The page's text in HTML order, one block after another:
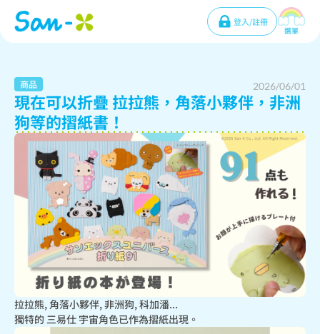
登入/註冊
選單
商品 2026/06/01
現在可以折疊 拉拉熊，角落小夥伴，非洲
狗等的摺紙書！
拉拉熊, 角落小夥伴, 非洲狗, 科加潘...
獨特的 三易仕 宇宙角色已作為摺紙出現。